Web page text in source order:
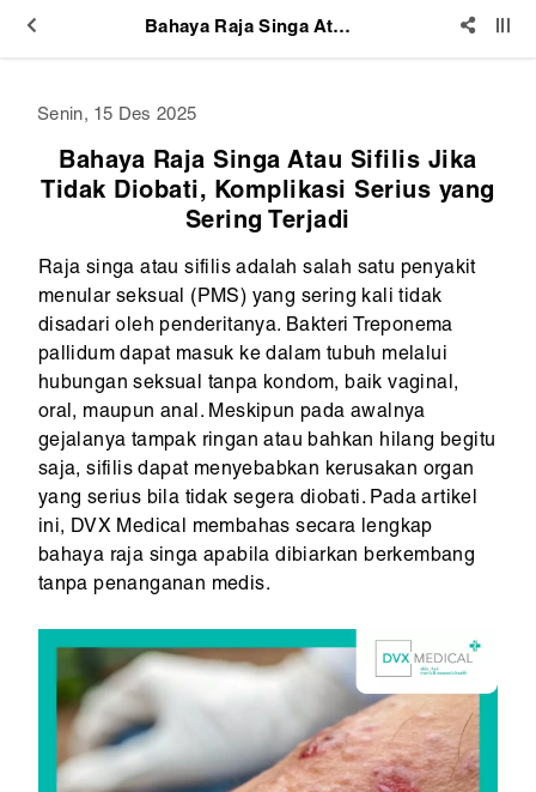
Bahaya Raja Singa Atau Sifilis Jika Tidak Diobati, Komplikasi Serius yang Sering Terjadi
Senin, 15 Des 2025
Bahaya Raja Singa Atau Sifilis Jika
Tidak Diobati, Komplikasi Serius yang
Sering Terjadi
Raja singa atau sifilis adalah salah satu penyakit
menular seksual (PMS) yang sering kali tidak
disadari oleh penderitanya. Bakteri Treponema
pallidum dapat masuk ke dalam tubuh melalui
hubungan seksual tanpa kondom, baik vaginal,
oral, maupun anal. Meskipun pada awalnya
gejalanya tampak ringan atau bahkan hilang begitu
saja, sifilis dapat menyebabkan kerusakan organ
yang serius bila tidak segera diobati. Pada artikel
ini, DVX Medical membahas secara lengkap
bahaya raja singa apabila dibiarkan berkembang
tanpa penanganan medis.